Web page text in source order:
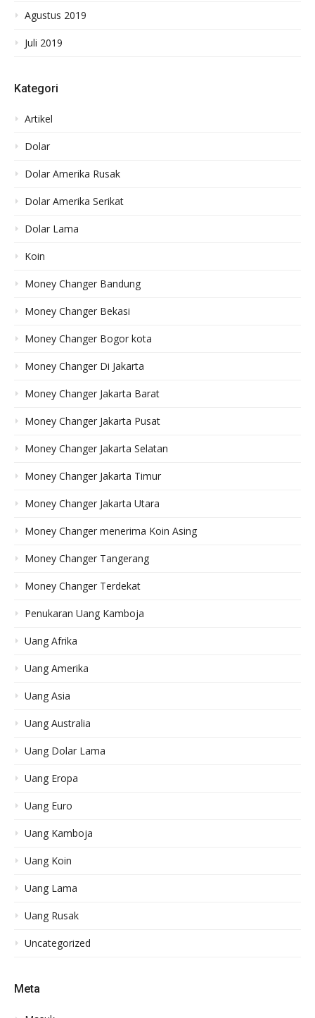
Agustus 2019
Juli 2019
Kategori
Artikel
Dolar
Dolar Amerika Rusak
Dolar Amerika Serikat
Dolar Lama
Koin
Money Changer Bandung
Money Changer Bekasi
Money Changer Bogor kota
Money Changer Di Jakarta
Money Changer Jakarta Barat
Money Changer Jakarta Pusat
Money Changer Jakarta Selatan
Money Changer Jakarta Timur
Money Changer Jakarta Utara
Money Changer menerima Koin Asing
Money Changer Tangerang
Money Changer Terdekat
Penukaran Uang Kamboja
Uang Afrika
Uang Amerika
Uang Asia
Uang Australia
Uang Dolar Lama
Uang Eropa
Uang Euro
Uang Kamboja
Uang Koin
Uang Lama
Uang Rusak
Uncategorized
Meta